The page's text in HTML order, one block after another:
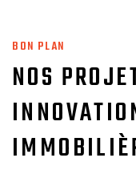
BON PLAN
NOS